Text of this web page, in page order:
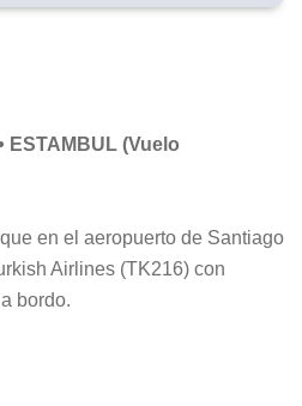
ESTAMBUL (Vuelo
en el aeropuerto de Santiago
Airlines (TK216) con
bordo.